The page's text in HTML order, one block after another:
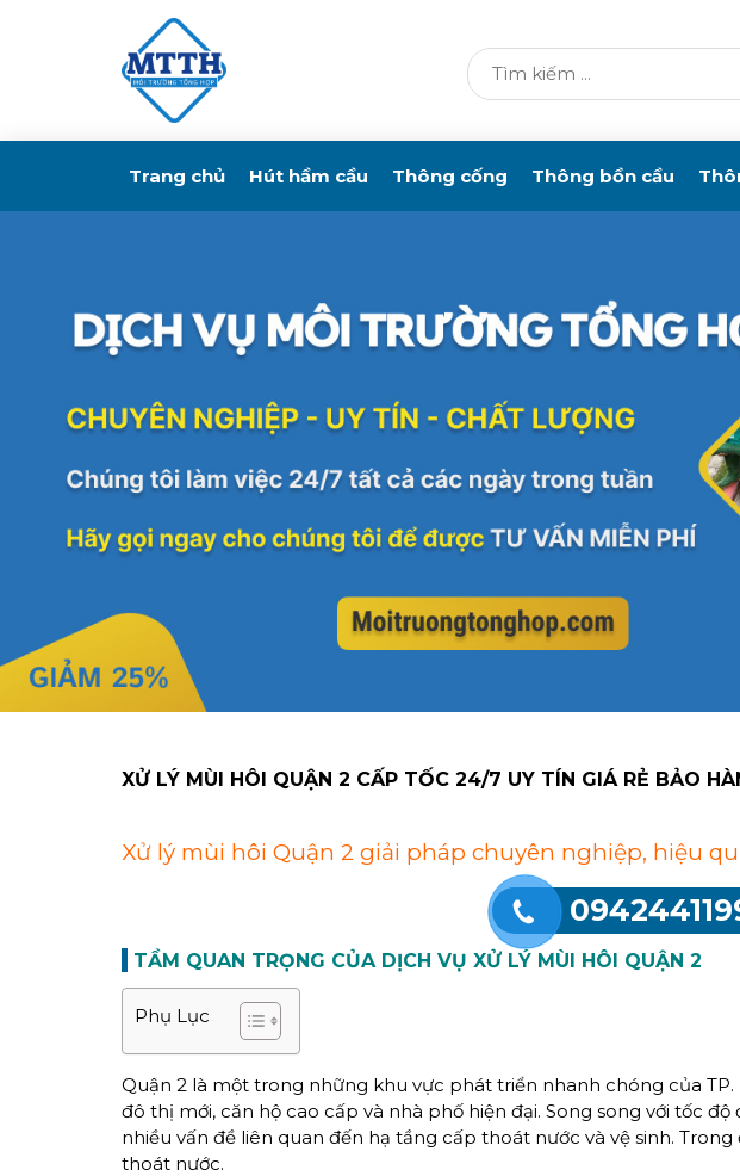
Trang chủ Hút hầm cầu Thông cống Thông bồn cầu
XỬ LÝ MÙI HÔI QUẬN 2 CẤP TỐC 24/7 UY TÍN GIÁ RẺ BẢO
Xử lý mùi hôi Quận 2 giải pháp chuyên nghiệp, hiệu
TẦM QUAN TRỌNG CỦA DỊCH VỤ XỬ LÝ MÙI HÔI QUẬN 2
Phụ Lục
Quận 2 là một trong những khu vực phát triển nhanh chóng của TP.
đô thị mới, căn hộ cao cấp và nhà phố hiện đại. Song song với tốc
nhiều vấn đề liên quan đến hạ tầng cấp thoát nước và vệ sinh.
thoát nước.